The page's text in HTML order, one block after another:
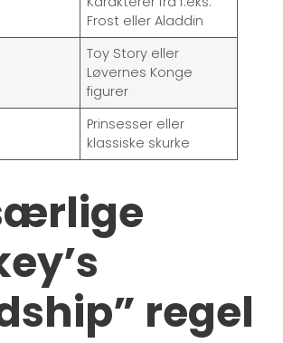
Frost eller Aladdin
Toy Story eller
Løvernes Konge
figurer
Prinsesser eller
klassiske skurke
regel